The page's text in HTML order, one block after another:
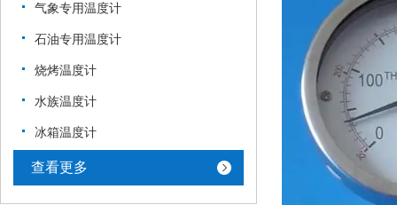
气象专用温度计
石油专用温度计
烧烤温度计
水族温度计
冰箱温度计
查看更多